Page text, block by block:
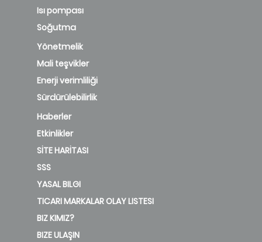
Isı pompası
Soğutma
Yönetmelik
Mali teşvikler
Enerji verimliliği
Sürdürülebilirlik
Haberler
Etkinlikler
SİTE HARİTASI
SSS
YASAL BILGI
TICARI MARKALAR OLAY LISTESI
BIZ KIMIZ?
BIZE ULAŞIN